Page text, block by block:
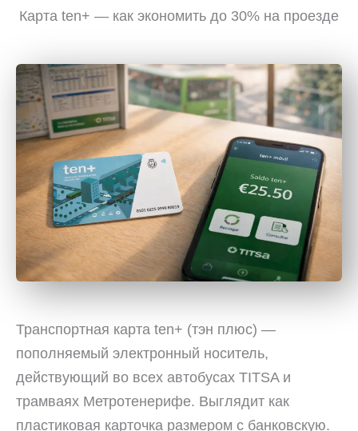
Карта ten+ — как экономить до 30% на проезде
Транспортная карта ten+ (тэн плюс) —
пополняемый электронный носитель,
действующий во всех автобусах TITSA и
трамваях Метротенерифе. Выглядит как
пластиковая карточка размером с банковскую.